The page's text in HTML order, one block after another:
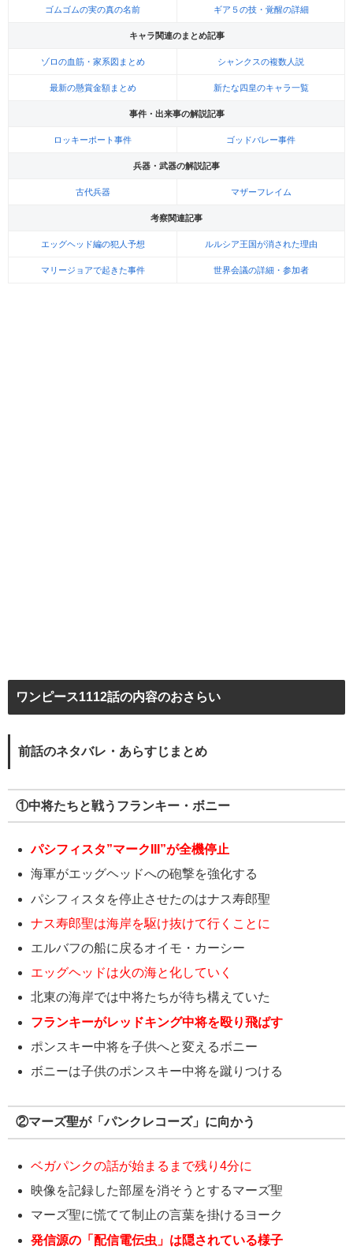
ゴムゴムの実の真の名前 ギア５の技・覚醒の詳細
キャラ関連のまとめ記事
ゾロの血筋・家系図まとめ シャンクスの複数人説
最新の懸賞金額まとめ 新たな四皇のキャラ一覧
事件・出来事の解説記事
ロッキーポート事件 ゴッドバレー事件
兵器・武器の解説記事
古代兵器 マザーフレイム
考察関連記事
エッグヘッド編の犯人予想 ルルシア王国が消された理由
マリージョアで起きた事件 世界会議の詳細・参加者
ワンピース1112話の内容のおさらい
前話のネタバレ・あらすじまとめ
①中将たちと戦うフランキー・ボニー
パシフィスタ”マークIII”が全機停止
海軍がエッグヘッドへの砲撃を強化する
パシフィスタを停止させたのはナス寿郎聖
ナス寿郎聖は海岸を駆け抜けて行くことに
エルバフの船に戻るオイモ・カーシー
エッグヘッドは火の海と化していく
北東の海岸では中将たちが待ち構えていた
フランキーがレッドキング中将を殴り飛ばす
ポンスキー中将を子供へと変えるボニー
ボニーは子供のポンスキー中将を蹴りつける
②マーズ聖が「パンクレコーズ」に向かう
ベガパンクの話が始まるまで残り4分に
映像を記録した部屋を消そうとするマーズ聖
マーズ聖に慌てて制止の言葉を掛けるヨーク
発信源の「配信電伝虫」は隠されている様子